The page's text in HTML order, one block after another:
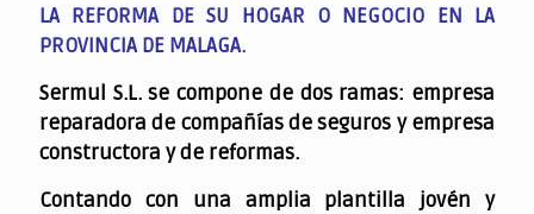
LA REFORMA DE SU HOGAR O NEGOCIO EN LA
PROVINCIA DE MALAGA.
Sermul S.L. se compone de dos ramas: empresa
reparadora de compañías de seguros y empresa
constructora y de reformas.
Contando con una amplia plantilla jovén y